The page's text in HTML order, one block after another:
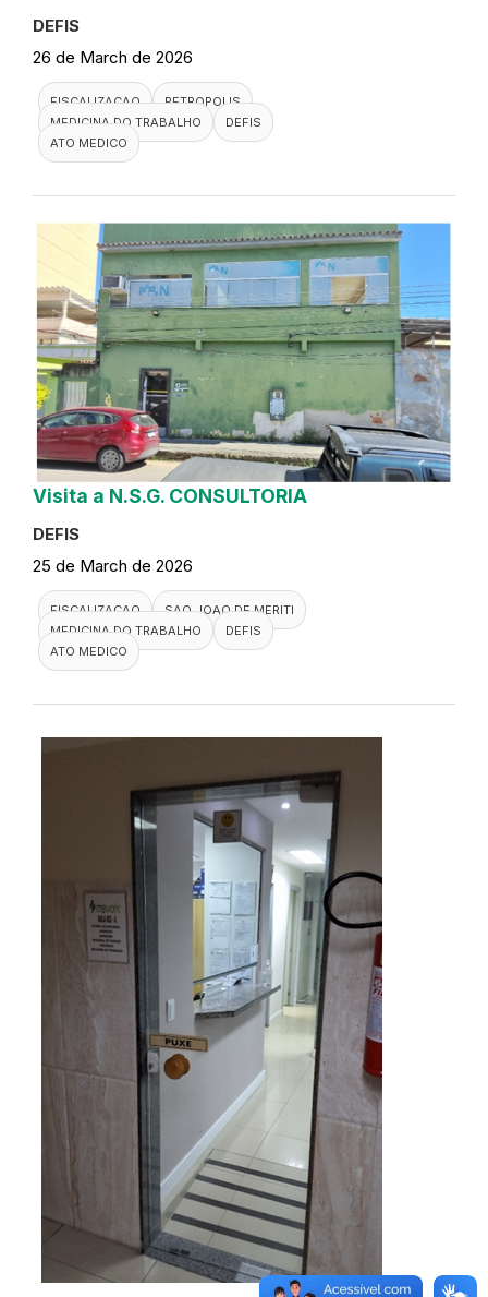
DEFIS
26 de March de 2026
FISCALIZACAO
PETROPOLIS
MEDICINA DO TRABALHO
DEFIS
ATO MEDICO
Visita a N.S.G. CONSULTORIA
DEFIS
25 de March de 2026
FISCALIZACAO
SAO JOAO DE MERITI
MEDICINA DO TRABALHO
DEFIS
ATO MEDICO